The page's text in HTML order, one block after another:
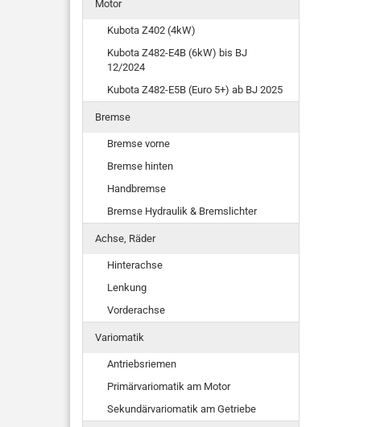
Motor
Kubota Z402 (4kW)
Kubota Z482-E4B (6kW) bis BJ
12/2024
Kubota Z482-E5B (Euro 5+) ab BJ 2025
Bremse
Bremse vorne
Bremse hinten
Handbremse
Bremse Hydraulik & Bremslichter
Achse, Räder
Hinterachse
Lenkung
Vorderachse
Variomatik
Antriebsriemen
Primärvariomatik am Motor
Sekundärvariomatik am Getriebe